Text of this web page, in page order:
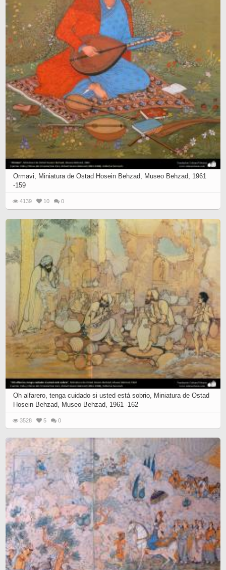
Ormavi, Miniatura de Ostad Hosein Behzad, Museo Behzad, 1961
-159
4139 10 0
Oh alfarero, tenga cuidado si usted está sobrio, Miniatura de Ostad
Hosein Behzad, Museo Behzad, 1961 -162
3528 5 0